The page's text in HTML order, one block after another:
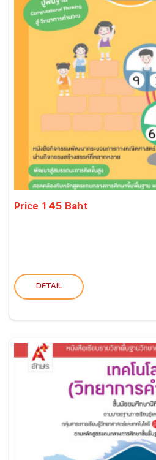
Price 145 Baht
DETAIL